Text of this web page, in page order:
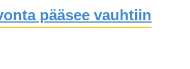
pääsee vauhtiin